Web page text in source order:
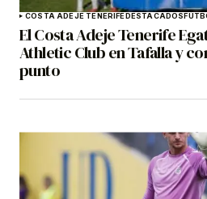
COSTA ADEJE TENERIFE DESTACADOS
El Costa Adeje Tenerife
Athletic Club en Tafalla y
punto